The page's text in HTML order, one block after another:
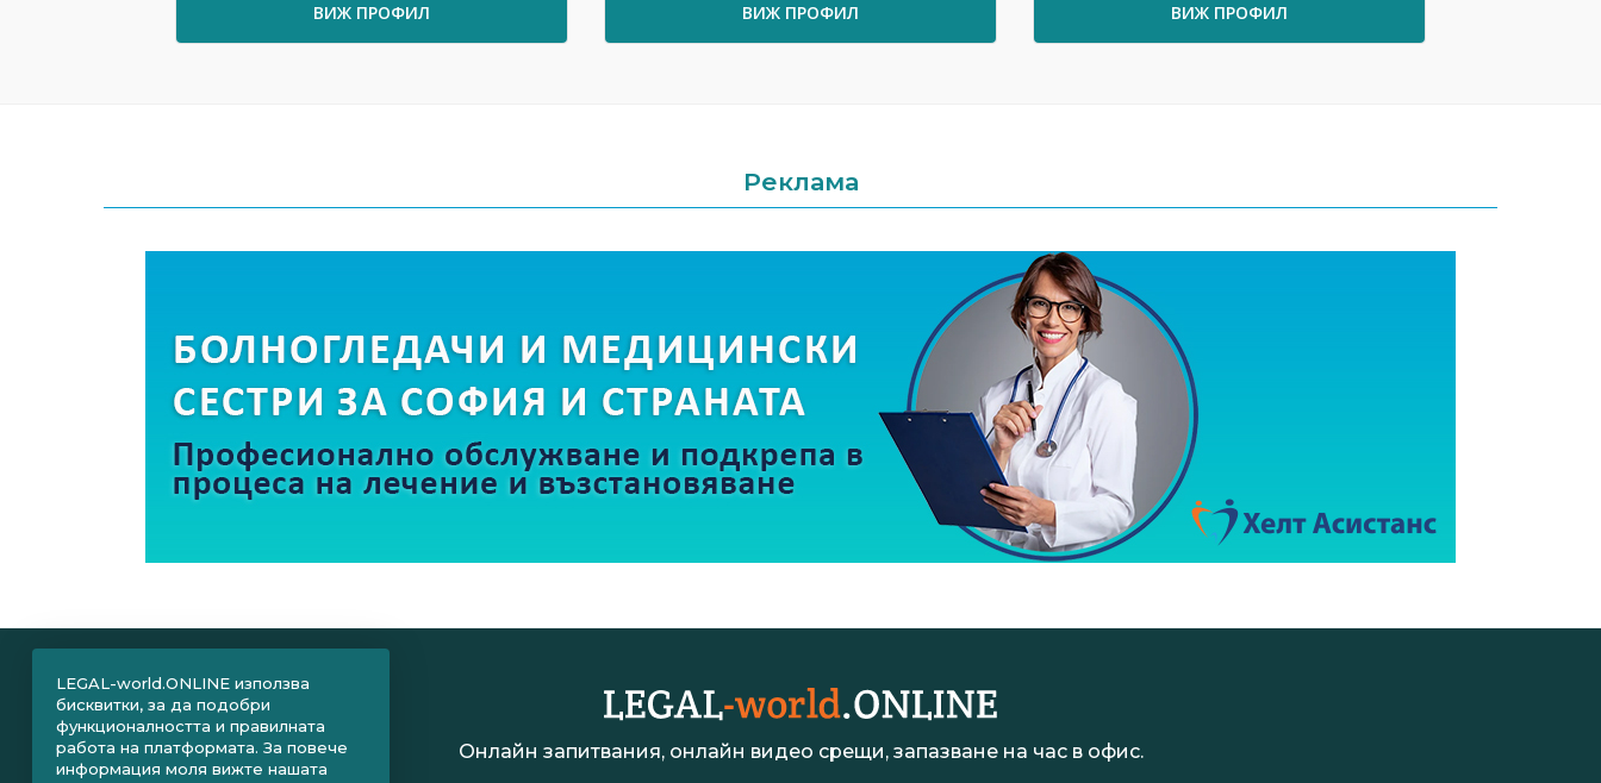
ВИЖ ПРОФИЛ ВИЖ ПРОФИЛ ВИЖ ПРОФИЛ
Реклама
Онлайн запитвания, онлайн видео срещи, запазване на час в офис.
LEGAL-world.ONLINE използва
бисквитки, за да подобри
функционалността и правилната
работа на платформата. За повече
информация моля вижте нашата